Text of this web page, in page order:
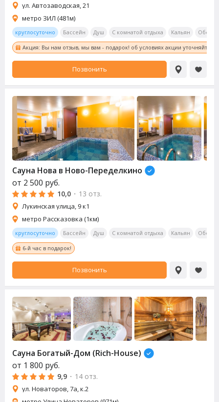
ул. Автозаводская, 21
метро ЗИЛ (481м)
круглосуточно Бассейн Душ С комнатой отдыха Кальян
Акция: Вы нам отзыв, мы вам - подарок! об условиях акции уточняйте у
Позвонить
Сауна Нова в Ново-Переделкино
от 2 500 руб.
10,0 · 13 отз.
Лукинская улица, 9 к1
метро Рассказовка (1км)
круглосуточно Бассейн Душ С комнатой отдыха Кальян
6-й час в подарок!
Позвонить
Сауна Богатый-Дом (Rich-House)
от 1 800 руб.
9,9 · 14 отз.
ул. Новаторов, 7а, к.2